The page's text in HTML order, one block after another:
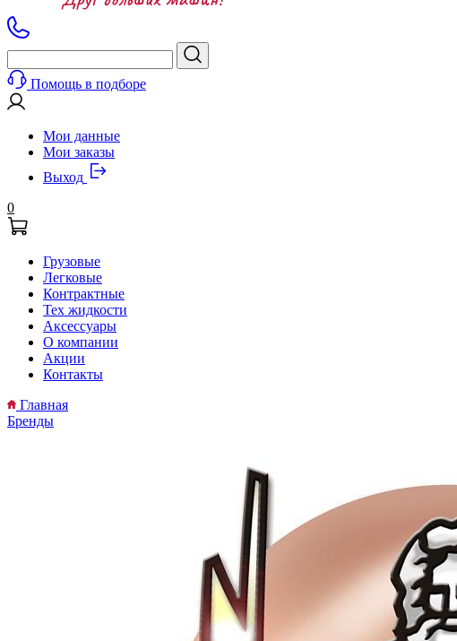
Помощь в подборе
Мои данные
Мои заказы
Выход
0
Грузовые
Легковые
Контрактные
Тех жидкости
Аксессуары
О компании
Акции
Контакты
Главная
Бренды